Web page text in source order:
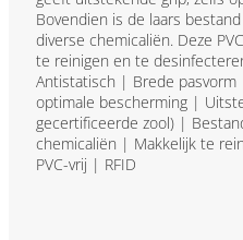
Bovendien is de laars
diverse chemicaliën. Deze
te reinigen en te
Antistatisch | Brede
optimale bescherming |
gecertificeerde zool) |
chemicaliën | Makkelijk te
PVC-vrij | RFID